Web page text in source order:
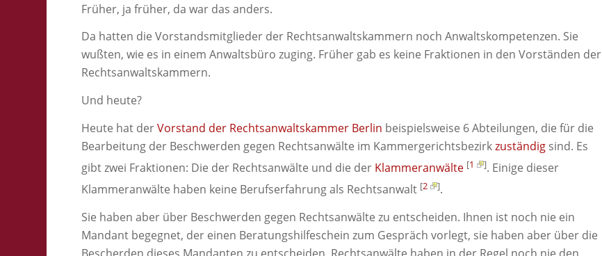
Früher, ja früher, da war das anders.
Da hatten die Vorstandsmitglieder der Rechtsanwaltskammern noch Anwaltskompetenzen. Sie
wußten, wie es in einem Anwaltsbüro zuging. Früher gab es keine Fraktionen in den Vorständen der
Rechtsanwaltskammern.
Und heute?
Heute hat derVorstand der Rechtsanwaltskammer Berlin beispielsweise 6 Abteilungen, die für die
Bearbeitung der Beschwerden gegen Rechtsanwälte im Kammergerichtsbezirkzuständig sind. Es
gibt zwei Fraktionen: Die der Rechtsanwälte und die der Klammeranwälte [1 ]. Einige dieser
Klammeranwälte haben keine Berufserfahrung als Rechtsanwalt [2 ].
Sie haben aber über Beschwerden gegen Rechtsanwälte zu entscheiden. Ihnen ist noch nie ein
Mandant begegnet, der einen Beratungshilfeschein zum Gespräch vorlegt, sie haben aber über die